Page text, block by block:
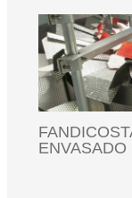
ENVASADO